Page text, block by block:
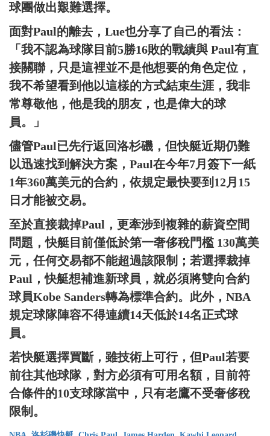
球團做出艱難選擇。
面對Paul的離去，Lue也分享了自己的看法：
「我不認為球隊目前5勝16敗的戰績與 Paul有直
接關聯，只是這裡並不是他想要的角色定位，
我不希望看到他以這樣的方式結束生涯，我非
常尊敬他，他是我的朋友，也是偉大的球
員。」
儘管Paul已先行返回洛杉磯，但快艇近期仍難
以迅速找到解決方案，Paul在今年7月簽下一紙
1年360萬美元的合約，依規定最快要到12月15
日才能被交易。
至於直接裁掉Paul，更牽涉到複雜的薪資空間
問題，快艇目前僅低於第一奢侈稅門檻 130萬美
元，任何交易都不能超過該限制；若選擇裁掉
Paul，快艇想補進新球員，就必須將雙向合約
球員Kobe Sanders轉為標準合約。此外，NBA
規定球隊陣容不得連續14天低於14名正式球
員。
若快艇選擇買斷，雖技術上可行，但Paul若要
前往其他球隊，對方必須有可用名額，目前符
合條件的10支球隊當中，只有老鷹不受奢侈稅
限制。